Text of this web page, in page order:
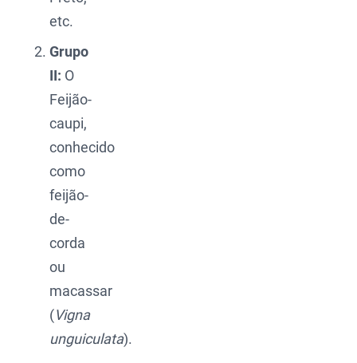
etc.
Grupo
II: O
Feijão-
caupi,
conhecido
como
feijão-
de-
corda
ou
macassar
(Vigna
unguiculata).